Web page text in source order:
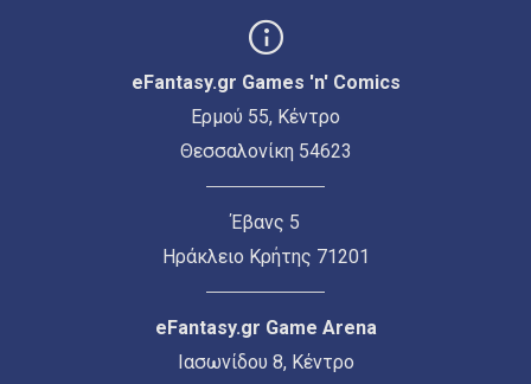
eFantasy.gr Games 'n' Comics
Ερμού 55, Κέντρο
Θεσσαλονίκη 54623
Έβανς 5
Ηράκλειο Κρήτης 71201
eFantasy.gr Game Arena
Ιασωνίδου 8, Κέντρο